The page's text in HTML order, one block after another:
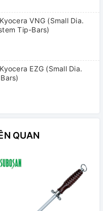
VNG (Small Dia.
Tip-Bars)
EZG (Small Dia.
QUAN